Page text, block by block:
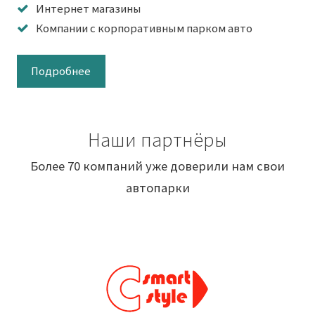
Интернет магазины
Компании с корпоративным парком авто
Подробнее
Наши партнёры
Более 70 компаний уже доверили нам свои
автопарки